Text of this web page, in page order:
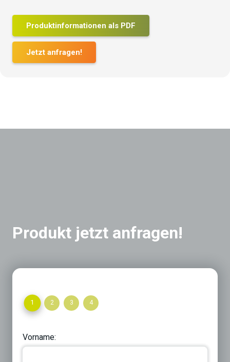
Produktinformationen als PDF
Jetzt anfragen!
Produkt jetzt anfragen!
1 2 3 4
Vorname: